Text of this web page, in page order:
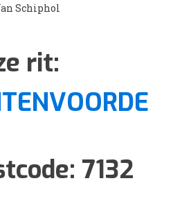
Schiphol
rit:
7132